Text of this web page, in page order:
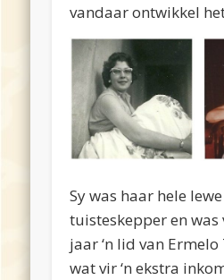
vandaar ontwikkel
Sy was haar hele lewe
tuisteskepper en was
jaar ‘n lid van
wat vir ‘n ekstra